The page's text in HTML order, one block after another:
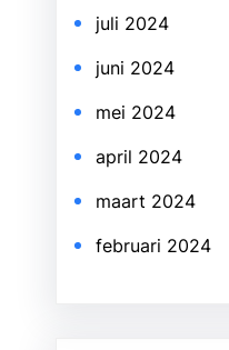
juli 2024
juni 2024
mei 2024
april 2024
maart 2024
februari 2024